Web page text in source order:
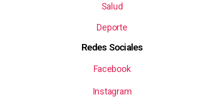
Salud
Deporte
Redes Sociales
Facebook
Instagram